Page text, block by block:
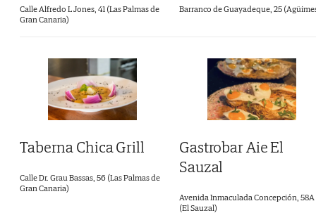
Calle Alfredo L Jones, 41 (Las Palmas de
Gran Canaria)
Barranco de Guayadeque, 25
Taberna Chica Grill
Calle Dr. Grau Bassas, 56 (Las Palmas de
Gran Canaria)
Gastrobar Aie El
Sauzal
Avenida Inmaculada Concepción, 58A
(El Sauzal)